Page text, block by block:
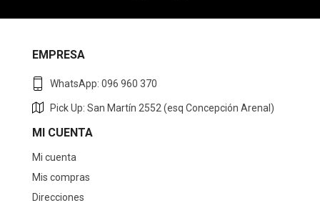
EMPRESA
WhatsApp: 096 960 370
Pick Up: San Martín 2552 (esq Concepción Arenal)
MI CUENTA
Mi cuenta
Mis compras
Direcciones